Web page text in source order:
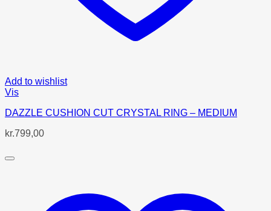
Add to wishlist
Vis
DAZZLE CUSHION CUT CRYSTAL RING – MEDIUM
kr.799,00